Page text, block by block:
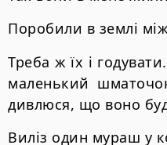
Поробили в землі
Треба ж їх і
маленький
дивлюся, що воно
Виліз один мураш у